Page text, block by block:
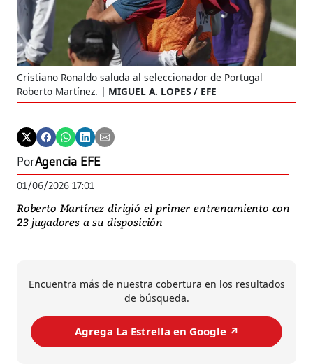
Cristiano Ronaldo saluda al seleccionador de Portugal
Roberto Martínez.
MIGUEL A. LOPES / EFE
PorAgencia EFE
01/06/2026 17:01
Roberto Martínez dirigió el primer entrenamiento con
23 jugadores a su disposición
Encuentra más de nuestra cobertura en los resultados
de búsqueda.
Agrega La Estrella en Google ↗️